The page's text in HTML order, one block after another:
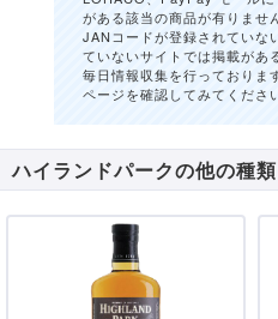
がある該当の商品が有りませ
JANコードが登録されていな
ていないサイトでは掲載があ
毎日情報収集を行っておりま
ページを確認してみてください
ハイランドパークの他の種類